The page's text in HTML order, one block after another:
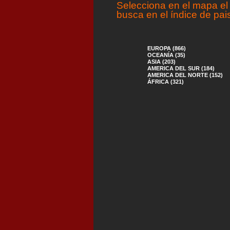
Selecciona en el mapa
busca en el índice de
EUROPA (866)
OCEANÍA (35)
ASIA (203)
AMERICA DEL SUR (184)
AMERICA DEL NORTE (152)
ÁFRICA (321)